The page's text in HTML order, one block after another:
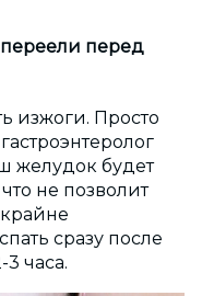
перед
изжоги. Просто
желудок будет
не позволит
крайне
сразу после
часа.